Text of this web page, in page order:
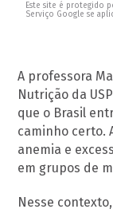
Este site é protegido
Serviço Google se
A professora
Nutrição da
que o Brasil
caminho certo.
anemia e
em grupos de
Nesse